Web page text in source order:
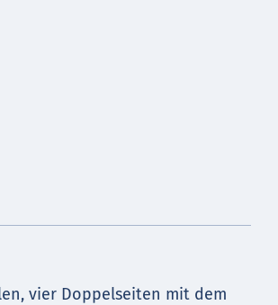
vier Doppelseiten mit dem